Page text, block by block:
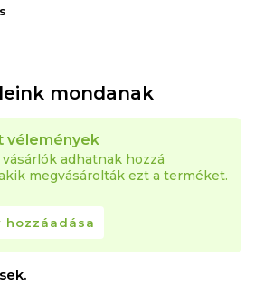
mondanak
vélemények
vásárlók adhatnak hozzá
megvásárolták ezt a terméket.
hozzáadása